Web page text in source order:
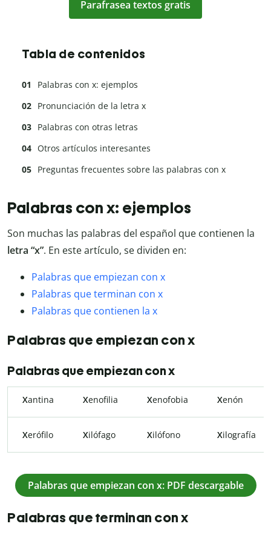
Parafrasea textos gratis
Tabla de contenidos
Palabras con x: ejemplos
Pronunciación de la letra x
Palabras con otras letras
Otros artículos interesantes
Preguntas frecuentes sobre las palabras con x
Palabras con x: ejemplos
Son muchas las palabras del español que contienen la
letra “x”. En este artículo, se dividen en:
Palabras que empiezan con x
Palabras que terminan con x
Palabras que contienen la x
Palabras que empiezan con x
Palabras que empiezan con x
Xantina Xenofilia Xenofobia Xenón
Xerófilo Xilófago Xilófono Xilografía
Palabras que empiezan con x: PDF descargable
Palabras que terminan con x